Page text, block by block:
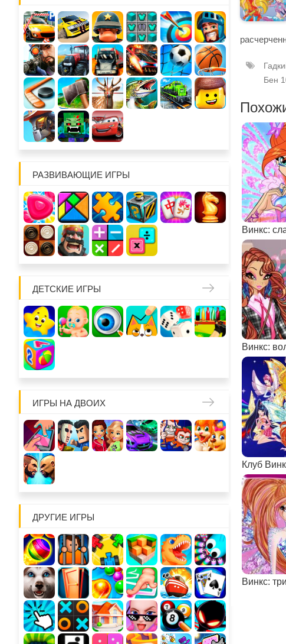
РАЗВИВАЮЩИЕ ИГРЫ
ДЕТСКИЕ ИГРЫ
ИГРЫ НА ДВОИХ
ДРУГИЕ ИГРЫ
Бен
Винкс:
Винкс: